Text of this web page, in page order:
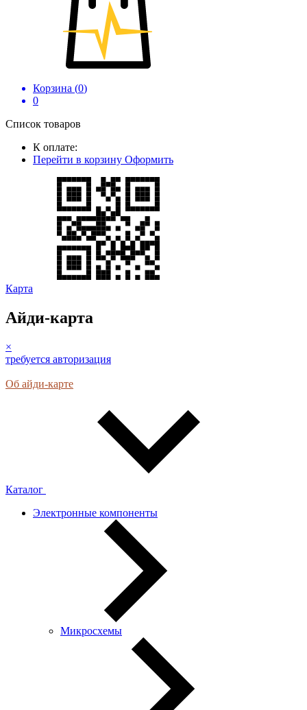
Корзина (0)
0
Список товаров
К оплате:
Перейти в корзину Оформить
Карта
Айди-карта
×
требуется авторизация
Об айди-карте
Каталог
Электронные компоненты
Микросхемы